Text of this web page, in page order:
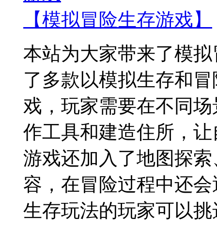
【模拟冒险生存游戏】
本站为大家带来了模
了多款以模拟生存和
戏，玩家需要在不同
作工具和建造住所，
游戏还加入了地图探
容，在冒险过程中还
生存玩法的玩家可以